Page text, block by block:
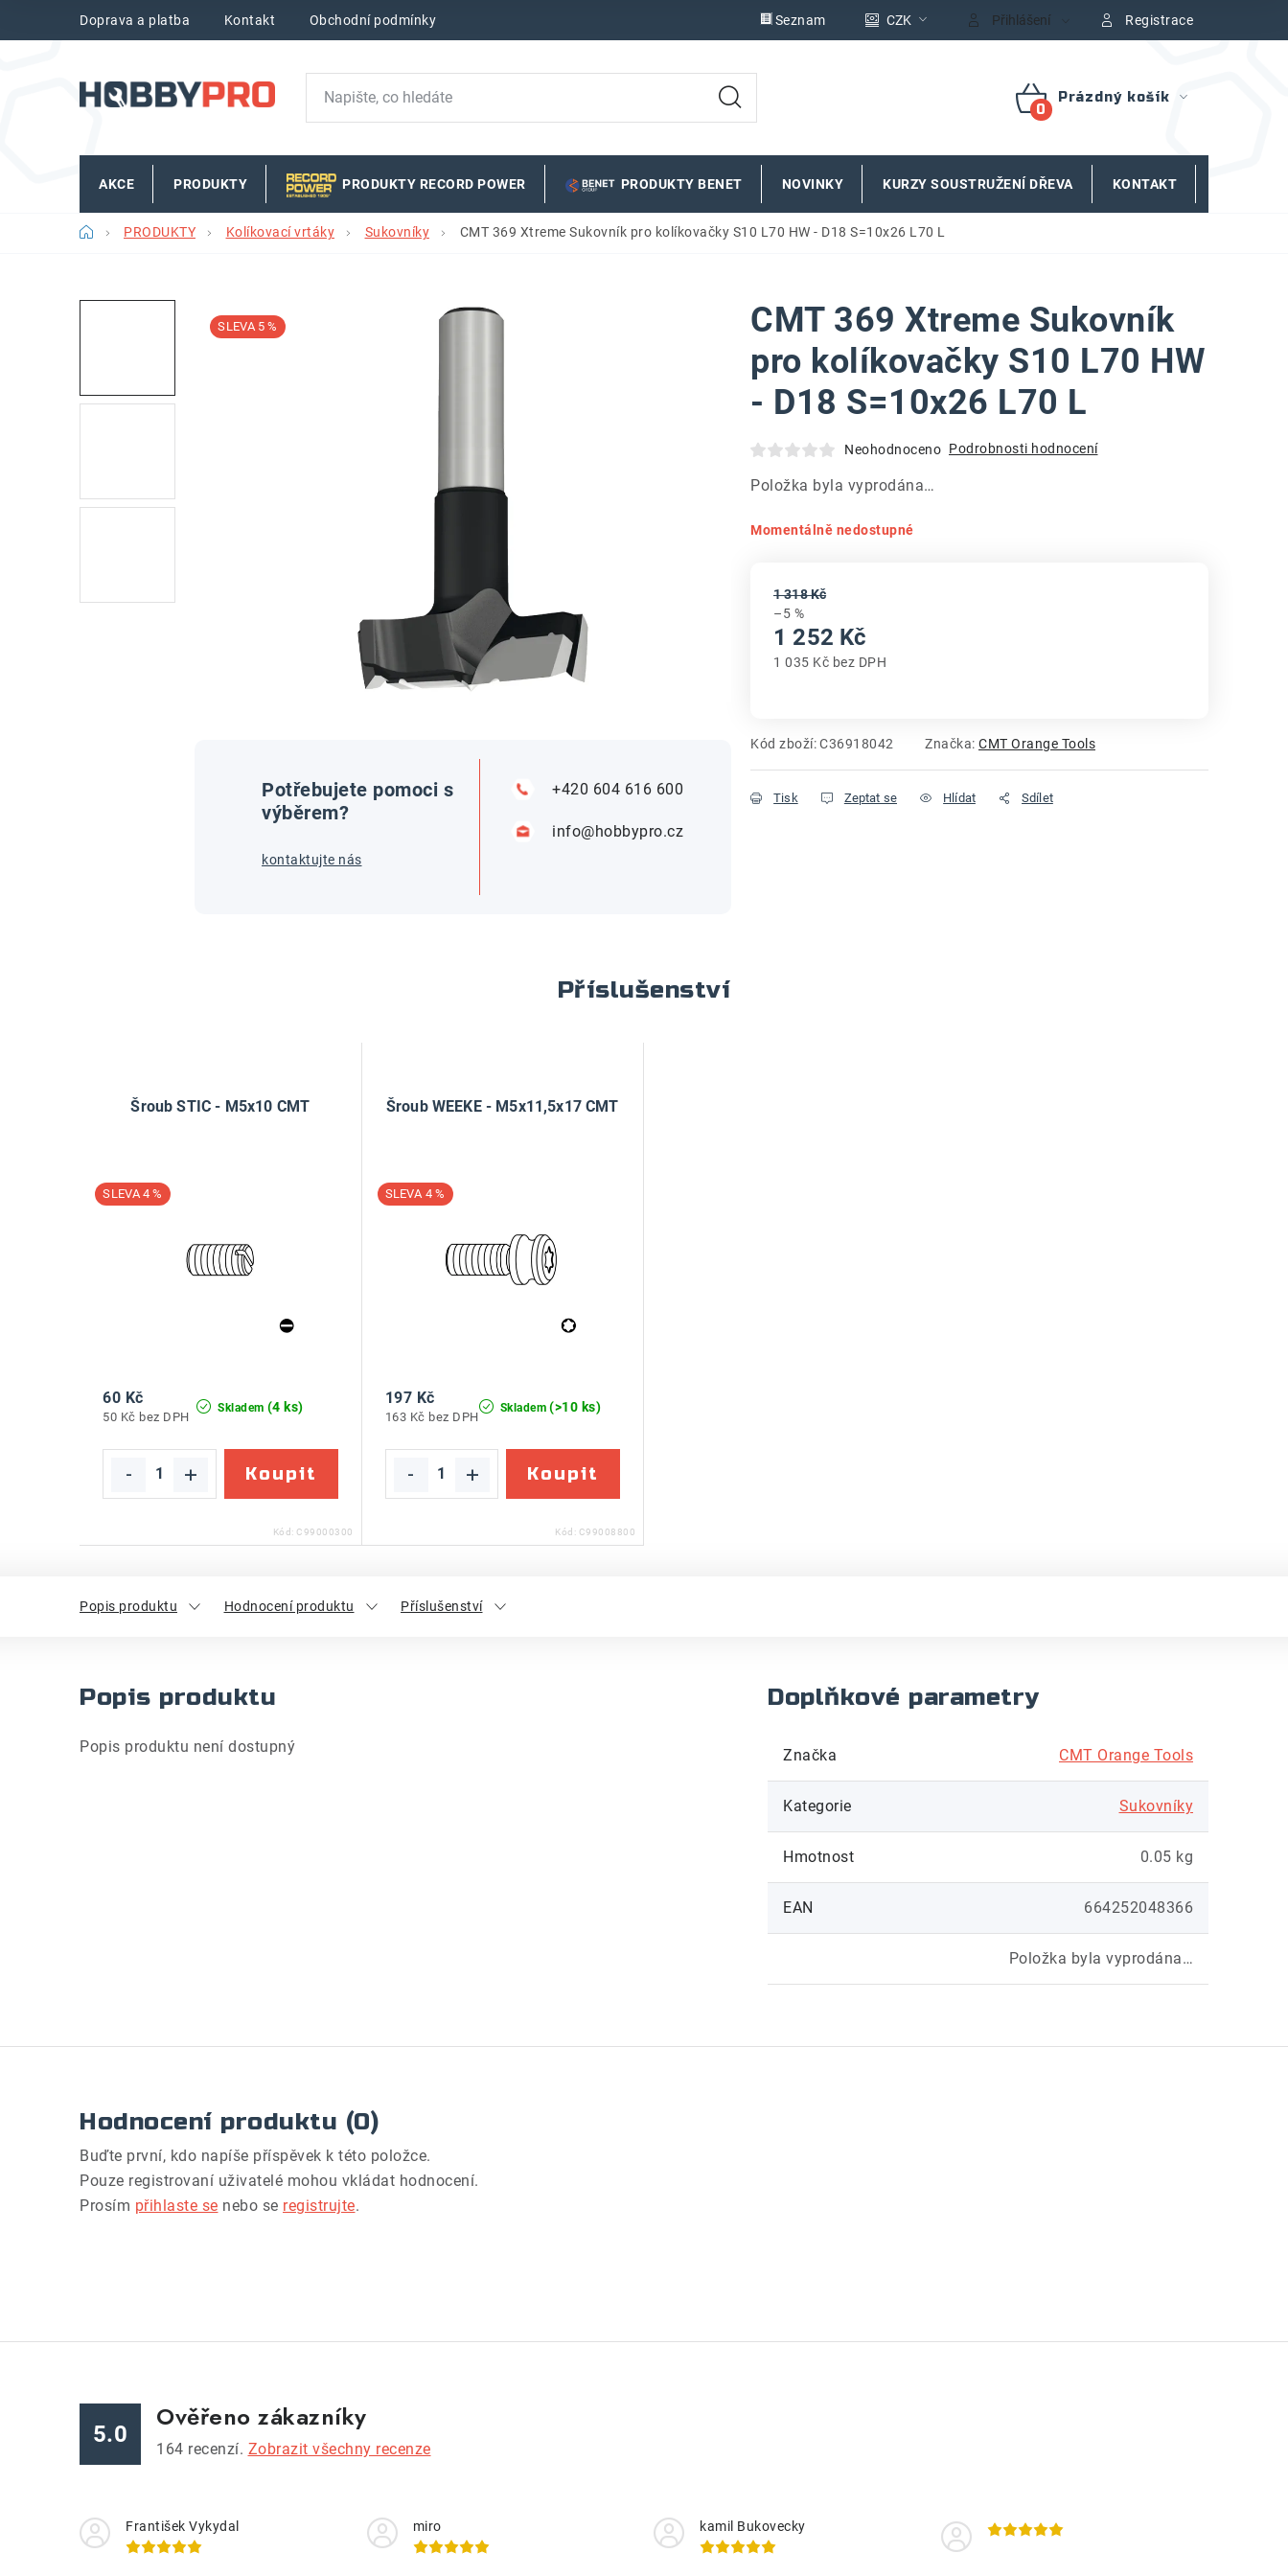
Doprava a platba Kontakt Obchodní podmínky Seznam CZK Přihlášení Registrace
NÁKUPNÍ
Prázdný košík
AKCE PRODUKTY PRODUKTY RECORD POWER PRODUKTY BENET NOVINKY KURZY SOUSTRUŽENÍ DŘEVA KONTAKT
DomůPRODUKTY Kolíkovací vrtáky Sukovníky CMT 369 Xtreme Sukovník pro kolíkovačky S10 L70 HW - D18 S=10x26 L70 L
CMT 369 Xtreme Sukovník
pro kolíkovačky S10 L70 HW
- D18 S=10x26 L70 L
Neohodnoceno Podrobnosti hodnocení
Položka byla vyprodána…
Momentálně nedostupné
1 318 Kč
–5 %
1 252 Kč
1 035 Kč bez DPH
Kód zboží:C36918042 Značka: CMT Orange Tools
Tisk Zeptat se Hlídat Sdílet
5 %
Potřebujete pomoci s
výběrem?
kontaktujte nás
+420 604 616 600
info@hobbypro.cz
Příslušenství
Šroub STIC - M5x10 CMT
4 %
Skladem (4 ks)
50 Kč bez DPH
60 Kč
Kód: C99000300
Šroub WEEKE - M5x11,5x17 CMT
4 %
Skladem (>10 ks)
163 Kč bez DPH
197 Kč
Kód: C99008800
Popis produktu Hodnocení produktu Příslušenství
Popis produktu
Popis produktu není dostupný
Doplňkové parametry
Značka CMT Orange Tools
Kategorie Sukovníky
Hmotnost 0.05 kg
EAN 664252048366
Položka byla vyprodána…
Hodnocení produktu (0)
Buďte první, kdo napíše příspěvek k této položce.
Pouze registrovaní uživatelé mohou vkládat hodnocení.
Prosím přihlaste se nebo se registrujte.
5.0
Ověřeno zákazníky
164 recenzí. Zobrazit všechny recenze
František Vykydal miro kamil Bukovecky